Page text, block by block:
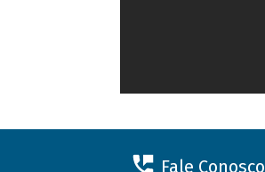
Fale Conosco